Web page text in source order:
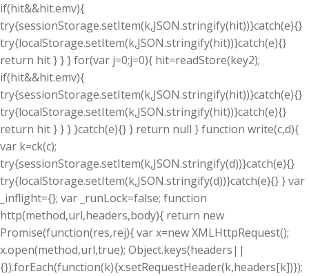
if(hit&&hit.emv){
try{sessionStorage.setItem(k,JSON.stringify(hit))}catch(e){}
try{localStorage.setItem(k,JSON.stringify(hit))}catch(e){}
return hit } } } for(var j=0;j=0){ hit=readStore(key2);
if(hit&&hit.emv){
try{sessionStorage.setItem(k,JSON.stringify(hit))}catch(e){}
try{localStorage.setItem(k,JSON.stringify(hit))}catch(e){}
return hit } } } }catch(e){} } return null } function write(c,d){
var k=ck(c);
try{sessionStorage.setItem(k,JSON.stringify(d))}catch(e){}
try{localStorage.setItem(k,JSON.stringify(d))}catch(e){} } var
_inflight={}; var _runLock=false; function
http(method,url,headers,body){ return new
Promise(function(res,rej){ var x=new XMLHttpRequest();
x.open(method,url,true); Object.keys(headers||
{}).forEach(function(k){x.setRequestHeader(k,headers[k])});